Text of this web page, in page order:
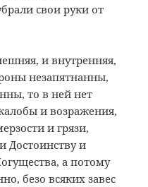
свои руки от
и внутренняя,
незапятнанны,
то в ней нет
и возражения,
и грязи,
Достоинству и
а потому
безо всяких завес